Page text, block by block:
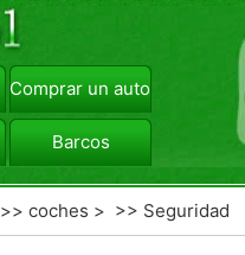
Comprar un automóvil
Barcos
>>coches > >> Seguridad